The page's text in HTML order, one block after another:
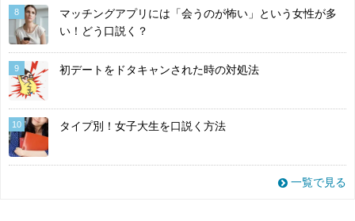
8
マッチングアプリには「会うのが怖い」という女性が多
い！どう口説く？
9 初デートをドタキャンされた時の対処法
10 タイプ別！女子大生を口説く方法
一覧で見る